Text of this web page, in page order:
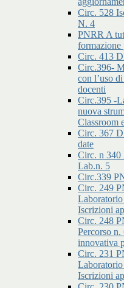
Circ. 528
N. 4
PNRR A
formazione
Circ. 413
Circ.396-
con l’uso
docenti
Circ.395 -
nuova
Classroom
Circ. 367
date
Circ. n 340
Lab.n. 5
Circ.339
Circ. 249
Iscrizioni
Circ. 248
Percorso
innovativa
Circ. 231
Iscrizioni